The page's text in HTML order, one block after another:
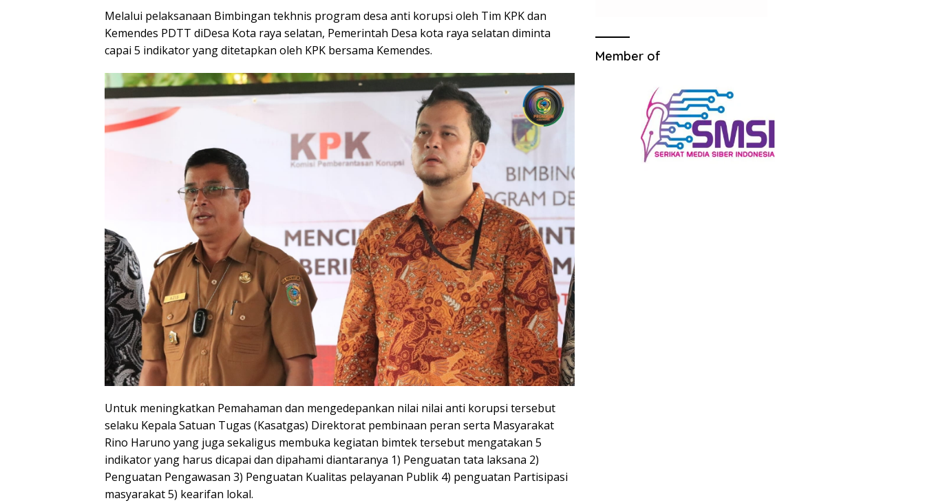
Melalui pelaksanaan Bimbingan tekhnis program desa anti korupsi oleh Tim KPK dan
Kemendes PDTT diDesa Kota raya selatan, Pemerintah Desa kota raya selatan diminta
capai 5 indikator yang ditetapkan oleh KPK bersama Kemendes.
Untuk meningkatkan Pemahaman dan mengedepankan nilai nilai anti korupsi tersebut
selaku Kepala Satuan Tugas (Kasatgas) Direktorat pembinaan peran serta Masyarakat
Rino Haruno yang juga sekaligus membuka kegiatan bimtek tersebut mengatakan 5
indikator yang harus dicapai dan dipahami diantaranya 1) Penguatan tata laksana 2)
Penguatan Pengawasan 3) Penguatan Kualitas pelayanan Publik 4) penguatan Partisipasi
masyarakat 5) kearifan lokal.
Member of